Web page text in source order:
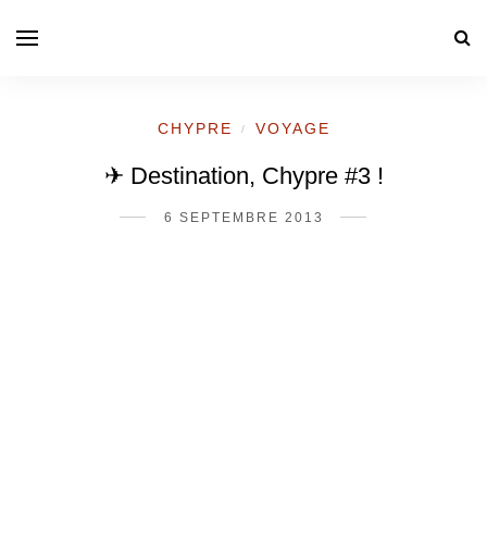
CHYPRE / VOYAGE
✈ Destination, Chypre #3 !
6 SEPTEMBRE 2013